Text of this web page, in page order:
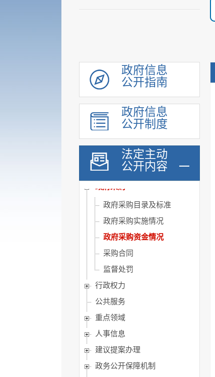
政府信息
公开指南
政府信息
公开制度
法定主动
公开内容
机构职能
履职依据
会议公开
决策公开
规划计划
统计信息
财政信息
政府采购目录及标准
政府采购实施情况
政府采购资金情况
采购合同
监督处罚
行政权力
公共服务
重点领域
人事信息
建议提案办理
政务公开保障机制